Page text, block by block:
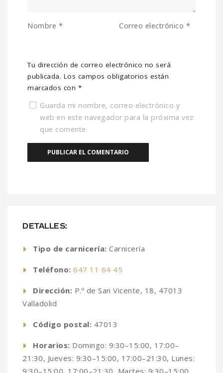
DETALLES:
Tipo de carnicería: Carnicería
Teléfono: 647 11 64 45
Dirección: P.º de San Vicente, 18, 47013
Valladolid
Código postal: 47013
Horarios: Domingo: 9:30–15:00, 17:00–
21:30, Jueves: 9:30–15:00, 17:00–21:30, Lunes:
9:30–15:00, 17:00–21:30, Martes: 9:30–15:00,
Tu dirección de correo electrónico no será
publicada. Los campos obligatorios están
marcados con *
Nombre * Correo electrónico *
Guarda mi nombre, correo electrónico y
web en este navegador para la próxima vez
que comente.